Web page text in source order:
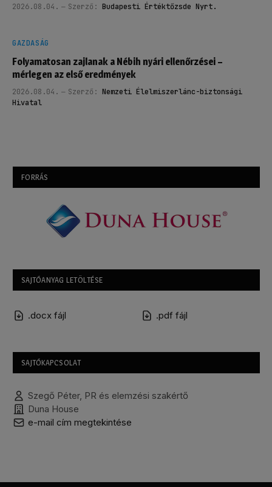
2026.08.04. Szerző: Budapesti Értéktőzsde Nyrt.
GAZDASÁG
Folyamatosan zajlanak a Nébih nyári ellenőrzései –
mérlegen az első eredmények
2026.08.04. Szerző: Nemzeti Élelmiszerlánc-biztonsági
Hivatal
FORRÁS
SAJTÓANYAG LETÖLTÉSE
.docx fájl .pdf fájl
SAJTÓKAPCSOLAT
Szegő Péter, PR és elemzési szakértő
Duna House
e-mail cím megtekintése